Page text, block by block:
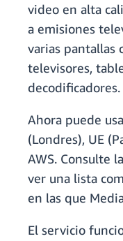
video en alta
a emisiones
varias pantallas
televisores,
decodificadores.
Ahora puede
(Londres), UE
AWS. Consulte la
ver una lista
en las que
El servicio